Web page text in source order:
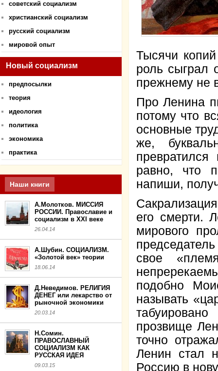
советский социализм
христианский социализм
русский социализм
мировой опыт
Новый социализм
предпосылки
теория
идеология
политика
экономика
практика
Наши книги
А.Молотков. МИССИЯ
РОССИИ. Православие и
социализм в XXI веке
26.04.14
А.Шубин. СОЦИАЛИЗМ.
«Золотой век» теории
18.06.14
Д.Неведимов. РЕЛИГИЯ
ДЕНЕГ или лекарство от
рыночной экономики
20.03.14
Н.Сомин.
ПРАВОСЛАВНЫЙ
СОЦИАЛИЗМ КАК
РУССКАЯ ИДЕЯ
09.03.15
Тысячи
роль сыграл
прежнему не
Про Ленина
потому что
основные
же,
равно, что
напиши,
его смерти.
мирового
свое
подобно
называть
прозвище
точно
Ленин стал
Россию в